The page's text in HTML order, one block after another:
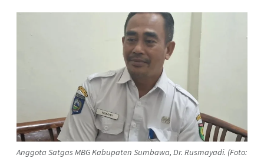
Anggota Satgas MBG Kabupaten Sumbawa, Dr. Rusmayadi. (Foto: